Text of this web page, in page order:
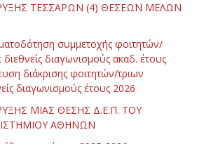
ΤΕΣΣΑΡΩΝ (4) ΘΕΣΕΩΝ ΜΕΛΩΝ
συμμετοχής φοιτητών/
διαγωνισμούς ακαδ. έτους
διάκρισης φοιτητών/τριων
διαγωνισμούς έτους 2026
ΜΙΑΣ ΘΕΣΗΣ Δ.Ε.Π. ΤΟΥ
ΑΘΗΝΩΝ